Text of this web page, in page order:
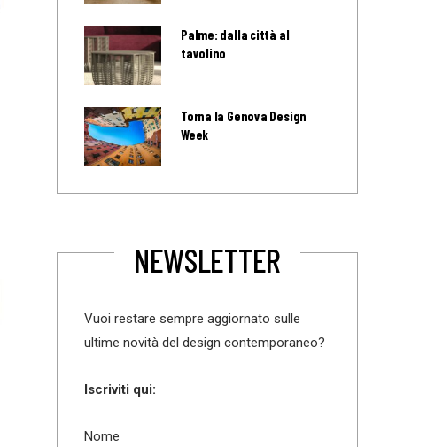
Palme: dalla città al
tavolino
Torna la Genova Design
Week
NEWSLETTER
Vuoi restare sempre aggiornato sulle
ultime novità del design contemporaneo?
Iscriviti qui:
Nome